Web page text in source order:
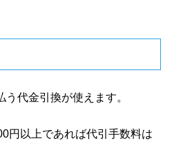
代金引換が使えます。
円以上であれば代引手数料は